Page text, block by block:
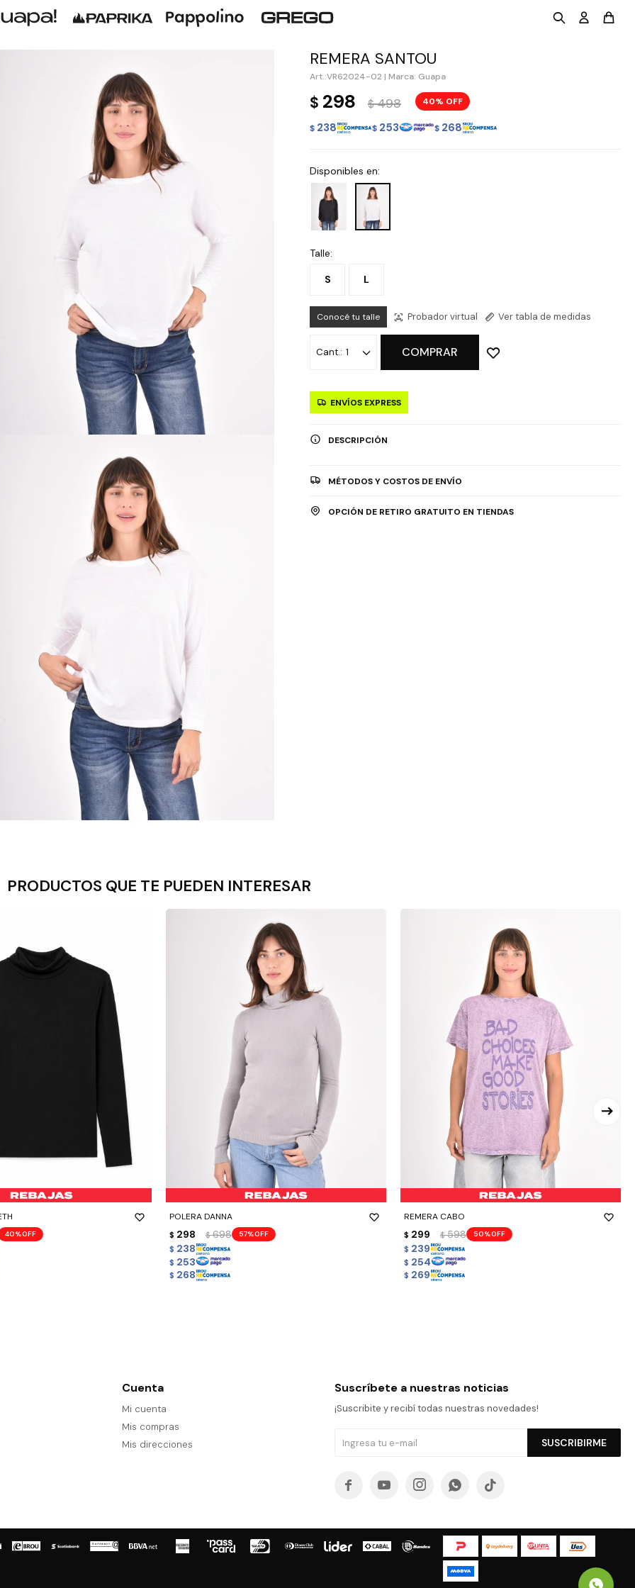
REMERA SANTOU
VR62024-02 | Marca: Guapa
$ 298 $ 498 40
$ 238 $ 253 $ 268
Disponibles en:
Talle:
S L
Conocé tu talle Probador virtual Ver tabla de medidas
1 COMPRAR
ENVÍOS EXPRESS
DESCRIPCIÓN
MÉTODOS Y COSTOS DE ENVÍO
OPCIÓN DE RETIRO GRATUITO EN TIENDAS
PRODUCTOS QUE TE PUEDEN INTERESAR
40
POLERA DANNA
$ 298 $ 698 57
$ 238
$ 253
$ 268
- +
REMERA CABO
$ 299 $ 598 50
$ 239
$ 254
$ 269
- +
Cuenta
Mi cuenta
Mis compras
Mis direcciones
Suscríbete a nuestras noticias
¡Suscribite y recibí todas nuestras novedades!
SUSCRIBIRME
    